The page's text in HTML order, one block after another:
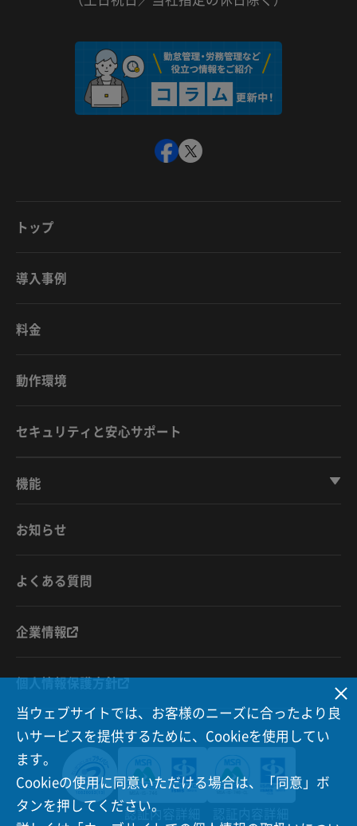
当ウェブサイトでは、お客様のニーズに合ったより良
いサービスを提供するために、Cookieを使用してい
ます。
Cookieの使用に同意いただける場合は、「同意」ボ
タンを押してください。
トップ
導入事例
料金
動作環境
セキュリティと安心サポート
機能
お知らせ
よくある質問
企業情報
個人情報保護方針
認証内容詳細